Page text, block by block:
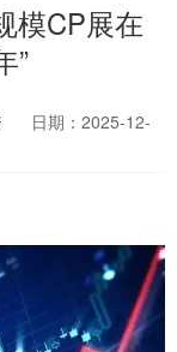
模CP展在
”
日期：2025-12-